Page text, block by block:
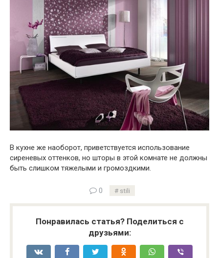
В кухне же наоборот, приветствуется использование
сиреневых оттенков, но шторы в этой комнате не должны
быть слишком тяжелыми и громоздкими.
0 stili
Понравилась статья? Поделиться с
друзьями: